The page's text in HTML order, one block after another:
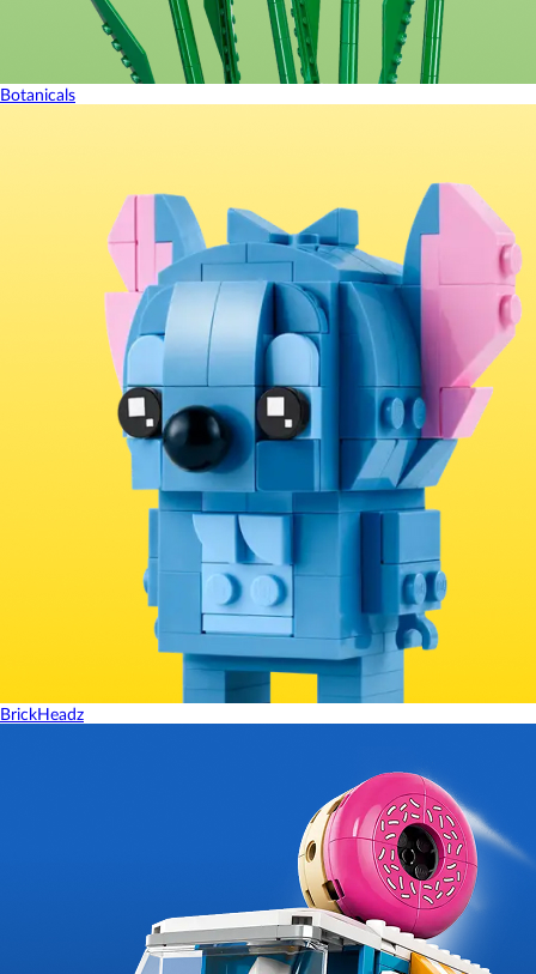
Botanicals
BrickHeadz